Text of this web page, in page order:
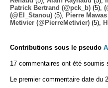
Patrick Bertrand (@pck_b) (5),
(@El_Stanou) (5), Pierre
Metivier (@PierreMetivier) (5),
Contributions sous le pseudo
17 commentaires ont été soumis
Le premier commentaire date du